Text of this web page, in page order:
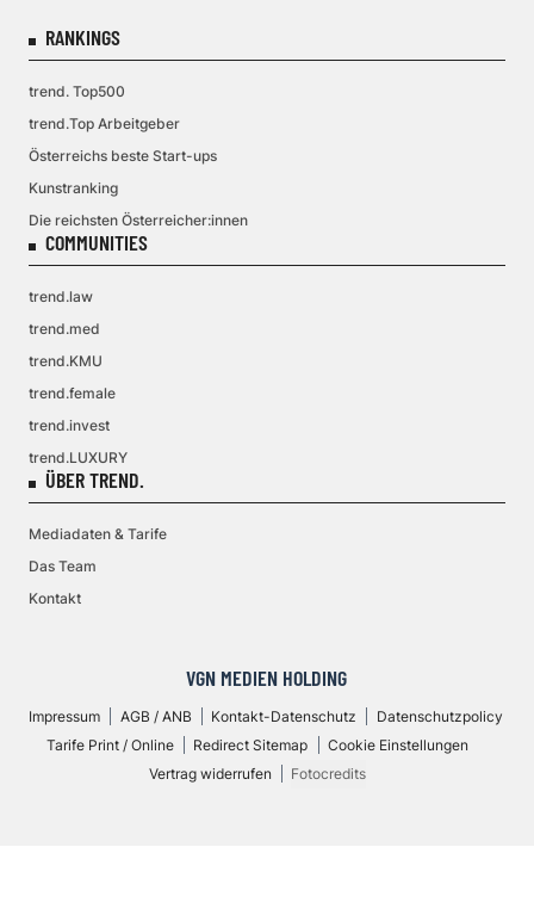
RANKINGS
trend. Top500
trend.Top Arbeitgeber
Österreichs beste Start-ups
Kunstranking
Die reichsten Österreicher:innen
COMMUNITIES
trend.law
trend.med
trend.KMU
trend.female
trend.invest
trend.LUXURY
ÜBER TREND.
Mediadaten & Tarife
Das Team
Kontakt
VGN MEDIEN HOLDING
Impressum AGB / ANB Kontakt-Datenschutz
Datenschutzpolicy
Tarife Print / Online
Redirect Sitemap
Cookie Einstellungen
Vertrag widerrufen
Fotocredits